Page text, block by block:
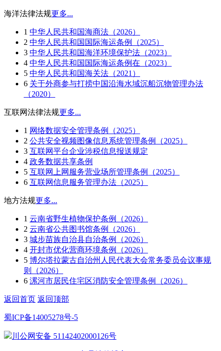
海洋法律法规更多...
1 中华人民共和国海商法（2026）
2 中华人民共和国国际海运条例（2025）
3 中华人民共和国海洋环境保护法（2023）
4 中华人民共和国国际海运条例在（2023）
5 中华人民共和国海关法（2021）
6 关于外商参与打捞中国沿海水域沉船沉物管理办法
（2020）
互联网法律法规更多...
1 网络数据安全管理条例（2025）
2 公共安全视频图像信息系统管理条例（2025）
3 互联网平台企业涉税信息报送规定
4 政务数据共享条例
5 互联网上网服务营业场所管理条例（2025）
6 互联网信息服务管理办法（2025）
地方法规更多...
1 云南省野生植物保护条例（2026）
2 云南省公共图书馆条例（2026）
3 城步苗族自治县自治条例（2026）
4 开封市优化营商环境条例（2026）
5 博尔塔拉蒙古自治州人民代表大会常务委员会议事规
则（2026）
6 漯河市居民住宅区消防安全管理条例（2026）
返回首页 返回顶部
蜀ICP备14005278号-5
川公网安备 51142402000126号